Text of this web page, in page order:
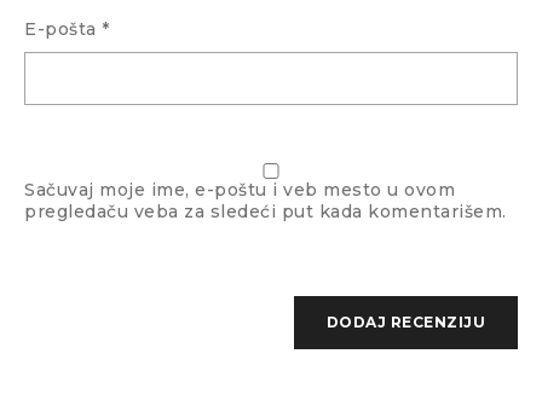
Boja stakla
E-pošta *
Sačuvaj moje ime, e-poštu i veb mesto u ovom
pregledaču veba za sledeći put kada komentarišem.